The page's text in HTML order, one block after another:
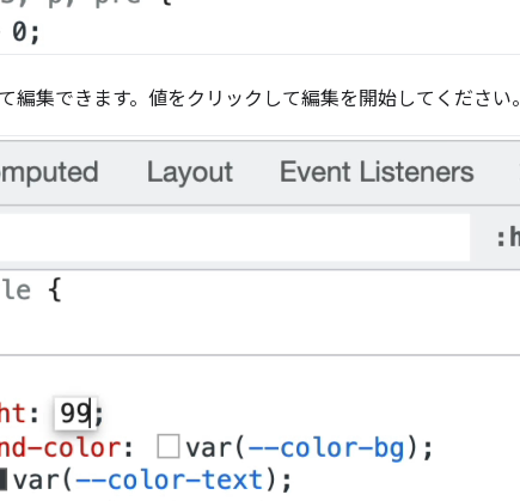
編集できます。値をクリックして編集を開始してください。